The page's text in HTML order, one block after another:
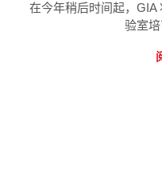
在今年稍后时间起，GIA
验室